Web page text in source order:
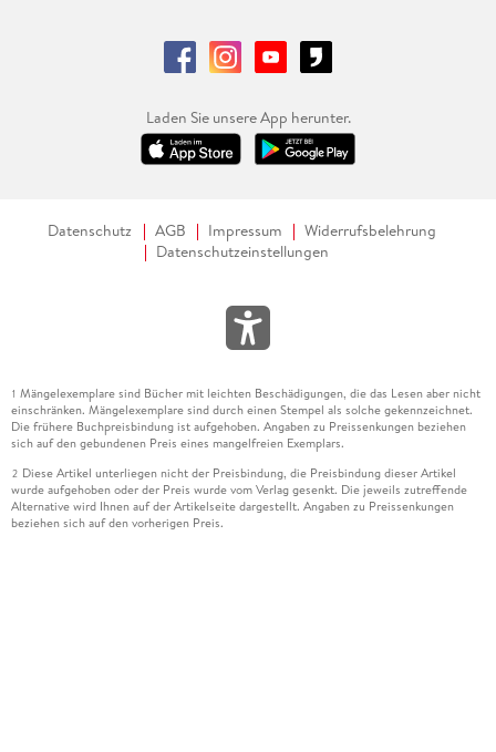
Laden Sie unsere App herunter.
Datenschutz AGB Impressum
Widerrufsbelehrung
Datenschutzeinstellungen
1 Mängelexemplare sind Bücher mit leichten Beschädigungen, die das Lesen aber nicht
einschränken. Mängelexemplare sind durch einen Stempel als solche gekennzeichnet.
Die frühere Buchpreisbindung ist aufgehoben. Angaben zu Preissenkungen beziehen
sich auf den gebundenen Preis eines mangelfreien Exemplars.
2 Diese Artikel unterliegen nicht der Preisbindung, die Preisbindung dieser Artikel
wurde aufgehoben oder der Preis wurde vom Verlag gesenkt. Die jeweils zutreffende
Alternative wird Ihnen auf der Artikelseite dargestellt. Angaben zu Preissenkungen
beziehen sich auf den vorherigen Preis.